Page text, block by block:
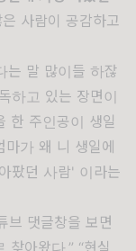
사람이 공감하고
는 말 많이들 하잖
하고 있는 장면이
한 주인공이 생일
마가 왜 니 생일에
팠던 사람' 이라는
브 댓글창을 보면
아왔다.” “현실